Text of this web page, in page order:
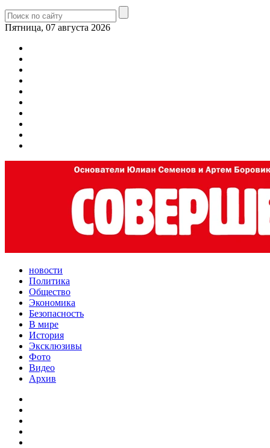
Пятница, 07 августа 2026
новости
Политика
Общество
Экономика
Безопасность
В мире
История
Эксклюзивы
Фото
Видео
Архив